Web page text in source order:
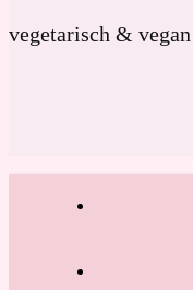
vegetarisch & vegan